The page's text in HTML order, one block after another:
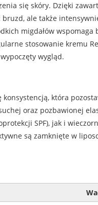
się skóry. Dzięki
ale także
migdałów
stosowanie kremu
wygląd.
która
oraz pozbawionej
SPF), jak i
są zamknięte w